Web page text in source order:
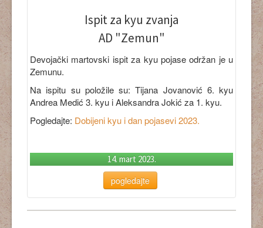
Ispit za kyu zvanja
AD "Zemun"
Devojački martovski ispit za kyu pojase održan je u
Zemunu.
Na ispitu su položile su: Tijana Jovanović 6. kyu
Andrea Medić 3. kyu i Aleksandra Jokić za 1. kyu.
Pogledajte: Dobijeni kyu i dan pojasevi 2023.
14. mart 2023.
pogledajte